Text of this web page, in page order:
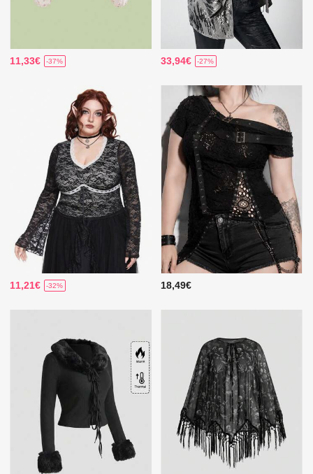
11,33€ -37% 33,94€ -27%
11,21€ -32% 18,49€